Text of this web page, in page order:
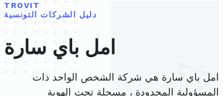
TROVIT
دليل الشركات التونسية
امل باي سارة
امل باي سارة هي شركة الشخص الواحد ذات
المسؤولية المحدودة ، مسجلة تحت الهوية